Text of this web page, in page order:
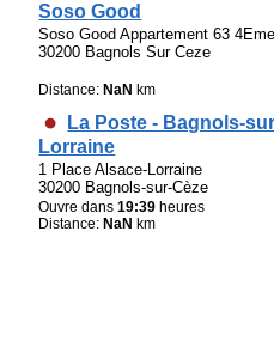
Soso Good
Soso Good Appartement 63
30200 Bagnols Sur Ceze
Distance:NaN km
La Poste - Bagnols-
Lorraine
1 Place Alsace-Lorraine
30200 Bagnols-sur-Cèze
Ouvre dans19:39 heures
Distance: NaN km